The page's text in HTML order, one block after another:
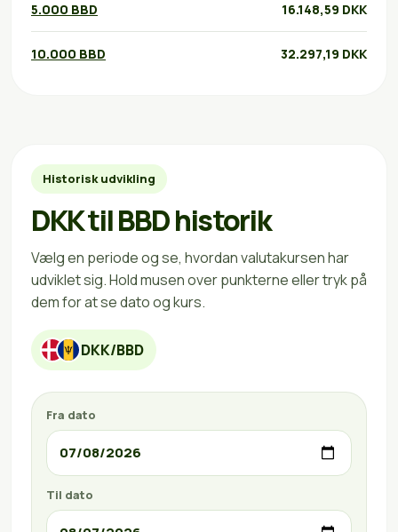
5.000 BBD 16.148,59 DKK
10.000 BBD 32.297,19 DKK
Historisk udvikling
DKK til BBD historik
Vælg en periode og se, hvordan valutakursen har
udviklet sig. Hold musen over punkterne eller tryk på
dem for at se dato og kurs.
DKK/BBD
Fra dato
Til dato